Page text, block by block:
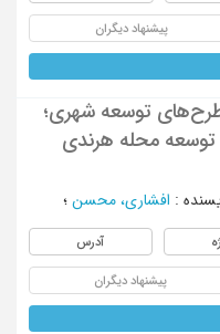
پیشنهاد دیگران
توسعه‌‌ شهری؛
توسعه محله هرندی
: افشاری، محسن ؛
آدرس
پیشنهاد دیگران